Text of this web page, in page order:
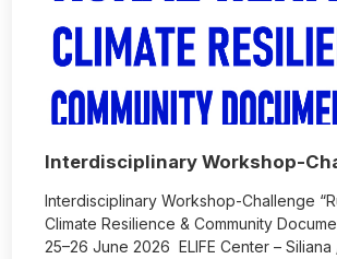
Interdisciplinary Workshop-
Interdisciplinary Workshop-Challenge
Climate Resilience & Community
25–26 June 2026 ELIFE Center – Siliana